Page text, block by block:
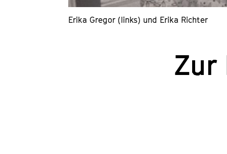
Erika Gregor (links) und Erika Richter
Zur